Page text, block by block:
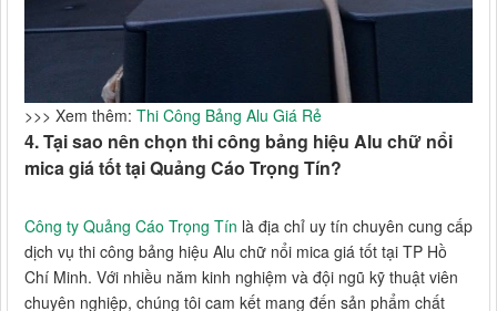
>>> Xem thêm: Thi Công Bảng Alu Giá Rẻ
4. Tại sao nên chọn thi công bảng hiệu Alu chữ nổi
mica giá tốt tại Quảng Cáo Trọng Tín?
Công ty Quảng Cáo Trọng Tín là địa chỉ uy tín chuyên cung cấp
dịch vụ thi công bảng hiệu Alu chữ nổi mica giá tốt tại TP Hồ
Chí Minh. Với nhiều năm kinh nghiệm và đội ngũ kỹ thuật viên
chuyên nghiệp, chúng tôi cam kết mang đến sản phẩm chất